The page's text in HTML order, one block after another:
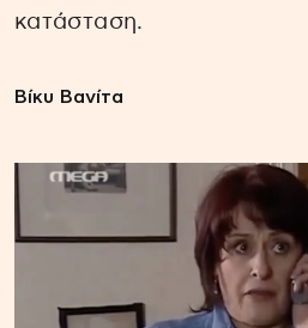
κατάσταση.
Βίκυ Βανίτα